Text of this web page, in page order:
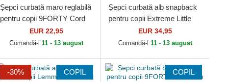
Șepci curbată maro reglabilă
pentru copii 9FORTY Cord
Ears de New Era
EUR 22,95
Comandă-l11 - 13 august
Șepci curbată alb snapback
pentru copii Extreme Little
Stripe The Farm Goorin
Bros.
EUR 34,95
Comandă-l 11 - 13 august
-30% COPIL COPIL